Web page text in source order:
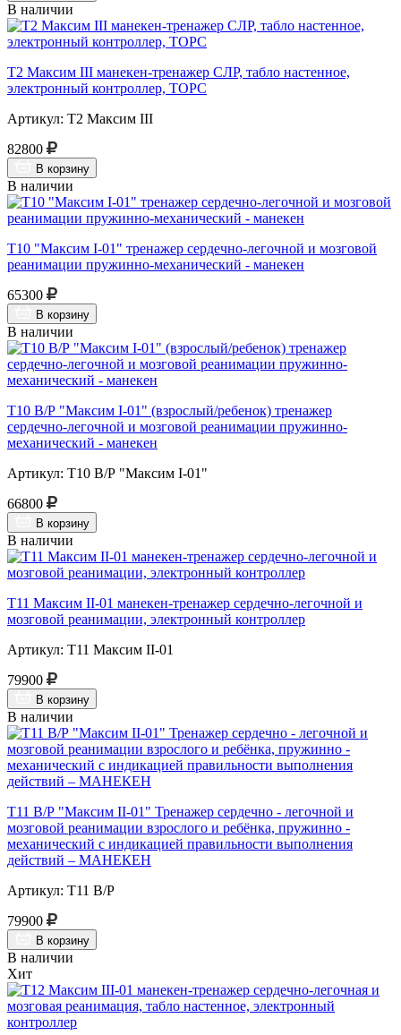
В наличии
Т2 Максим III манекен-тренажер СЛР, табло настенное,
электронный контроллер, ТОРС
Артикул: Т2 Максим III
82800
В корзину
В наличии
Т10 "Максим I-01" тренажер сердечно-легочной и мозговой
реанимации пружинно-механический - манекен
65300
В корзину
В наличии
Т10 В/Р "Максим I-01" (взрослый/ребенок) тренажер
сердечно-легочной и мозговой реанимации пружинно-
механический - манекен
Артикул: Т10 В/Р "Максим I-01"
66800
В корзину
В наличии
Т11 Максим II-01 манекен-тренажер сердечно-легочной и
мозговой реанимации, электронный контроллер
Артикул: Т11 Максим II-01
79900
В корзину
В наличии
Т11 В/Р "Максим II-01" Тренажер сердечно - легочной и
мозговой реанимации взрослого и ребёнка, пружинно -
механический с индикацией правильности выполнения
действий – МАНЕКЕН
Артикул: Т11 В/Р
79900
В корзину
В наличии
Хит